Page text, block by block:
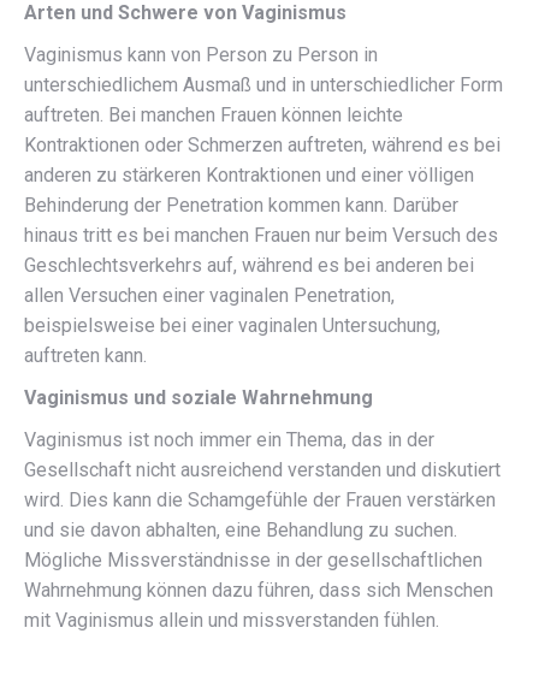
Arten und Schwere von Vaginismus
Vaginismus kann von Person zu Person in
unterschiedlichem Ausmaß und in unterschiedlicher Form
auftreten. Bei manchen Frauen können leichte
Kontraktionen oder Schmerzen auftreten, während es bei
anderen zu stärkeren Kontraktionen und einer völligen
Behinderung der Penetration kommen kann. Darüber
hinaus tritt es bei manchen Frauen nur beim Versuch des
Geschlechtsverkehrs auf, während es bei anderen bei
allen Versuchen einer vaginalen Penetration,
beispielsweise bei einer vaginalen Untersuchung,
auftreten kann.
Vaginismus und soziale Wahrnehmung
Vaginismus ist noch immer ein Thema, das in der
Gesellschaft nicht ausreichend verstanden und diskutiert
wird. Dies kann die Schamgefühle der Frauen verstärken
und sie davon abhalten, eine Behandlung zu suchen.
Mögliche Missverständnisse in der gesellschaftlichen
Wahrnehmung können dazu führen, dass sich Menschen
mit Vaginismus allein und missverstanden fühlen.